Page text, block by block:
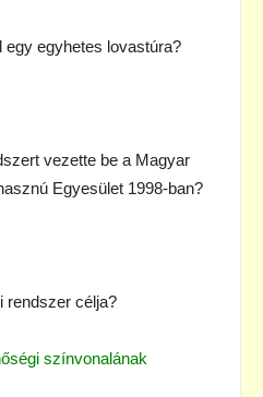
egy egyhetes lovastúra?
vezette be a Magyar
Egyesület 1998-ban?
rendszer célja?
színvonalának